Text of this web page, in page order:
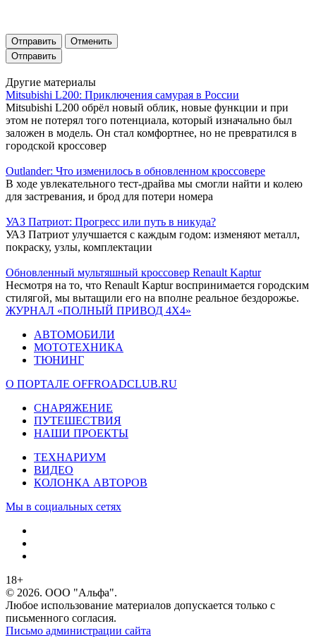
Отправить Отменить
Другие материалы
Mitsubishi L200: Приключения самурая в России
Mitsubishi L200 обрёл новый облик, новые функции и при
этом не потерял того потенциала, который изначально был
заложен в модель. Он стал комфортнее, но не превратился в
городской кроссовер
Outlander: Что изменилось в обновленном кроссовере
В ходе увлекательного тест-драйва мы смогли найти и колею
для застревания, и брод для потери номера
УАЗ Патриот: Прогресс или путь в никуда?
УАЗ Патриот улучшается с каждым годом: изменяют металл,
покраску, узлы, комплектации
Обновленный мультяшный кроссовер Renault Kaptur
Несмотря на то, что Renault Kaptur воспринимается городским
стилягой, мы вытащили его на вполне реальное бездорожье.
ЖУРНАЛ «ПОЛНЫЙ ПРИВОД 4Х4»
АВТОМОБИЛИ
МОТОТЕХНИКА
ТЮНИНГ
О ПОРТАЛЕ OFFROADCLUB.RU
СНАРЯЖЕНИЕ
ПУТЕШЕСТВИЯ
НАШИ ПРОЕКТЫ
ТЕХНАРИУМ
ВИДЕО
КОЛОНКА АВТОРОВ
Мы в социальных сетях
18+
© 2026. ООО "Альфа".
Любое использование материалов допускается только с
письменного согласия.
Письмо администрации сайта